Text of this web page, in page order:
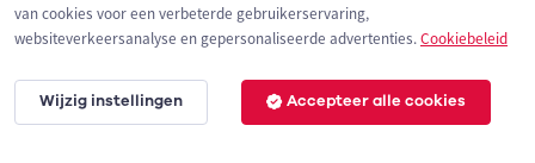
200 m
van cookies voor een verbeterde gebruikerservaring,
websiteverkeersanalyse en gepersonaliseerde advertenties.Cookiebeleid
Wijzig instellingen Accepteer alle cookies